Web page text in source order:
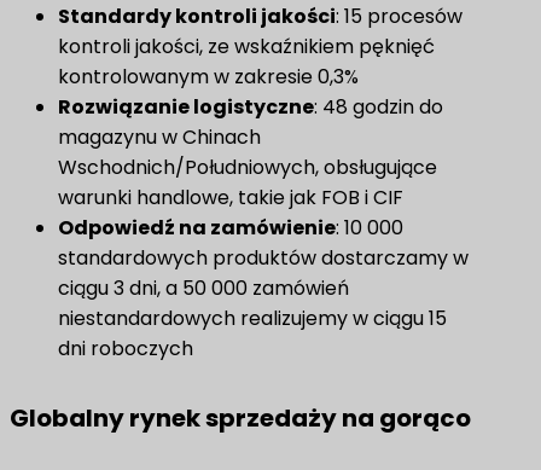
​Standardy kontroli jakości​: 15 procesów
kontroli jakości, ze wskaźnikiem pęknięć
kontrolowanym w zakresie 0,3%
Rozwiązanie logistyczne: 48 godzin do
magazynu w Chinach
Wschodnich/Południowych, obsługujące
warunki handlowe, takie jak FOB i CIF
​Odpowiedź na zamówienie​: 10 000
standardowych produktów dostarczamy w
ciągu 3 dni, a 50 000 zamówień
niestandardowych realizujemy w ciągu 15
dni roboczych
Globalny rynek sprzedaży na gorąco